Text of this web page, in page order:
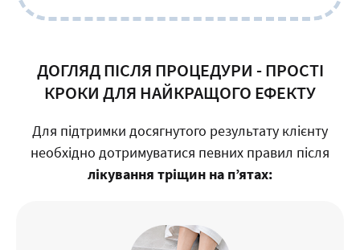
ДОГЛЯД ПІСЛЯ ПРОЦЕДУРИ - ПРОСТІ
КРОКИ ДЛЯ НАЙКРАЩОГО ЕФЕКТУ
Для підтримки досягнутого результату клієнту
необхідно дотримуватися певних правил після
лікування тріщин на п’ятах: